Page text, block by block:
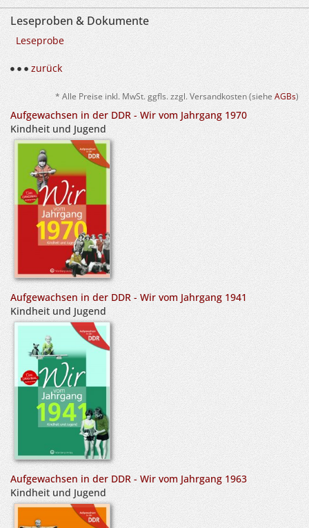
Leseproben & Dokumente
Leseprobe
zurück
* Alle Preise inkl. MwSt. ggfls. zzgl. Versandkosten (siehe AGBs)
Aufgewachsen in der DDR - Wir vom Jahrgang 1970
Kindheit und Jugend
Aufgewachsen in der DDR - Wir vom Jahrgang 1941
Kindheit und Jugend
Aufgewachsen in der DDR - Wir vom Jahrgang 1963
Kindheit und Jugend